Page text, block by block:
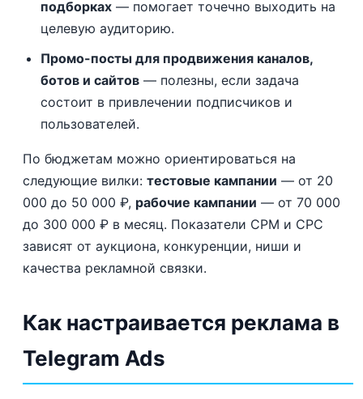
подборках — помогает точечно выходить на
целевую аудиторию.
Промо-посты для продвижения каналов,
ботов и сайтов — полезны, если задача
состоит в привлечении подписчиков и
пользователей.
По бюджетам можно ориентироваться на
следующие вилки: тестовые кампании — от 20
000 до 50 000 ₽, рабочие кампании — от 70 000
до 300 000 ₽ в месяц. Показатели CPM и CPC
зависят от аукциона, конкуренции, ниши и
качества рекламной связки.
Как настраивается реклама в
Telegram Ads